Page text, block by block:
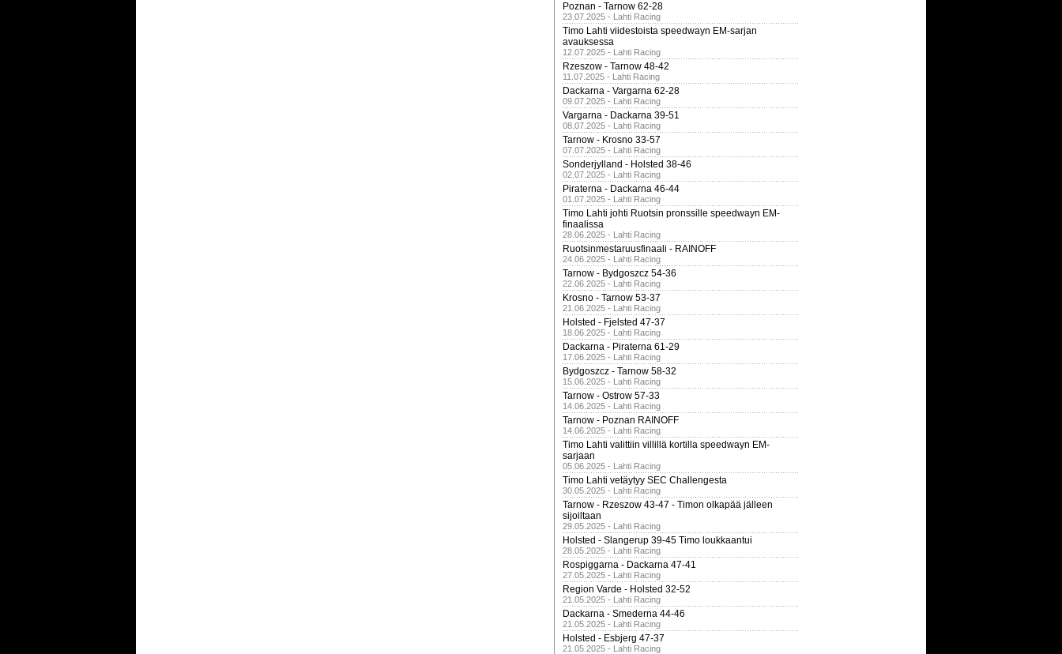
Poznan - Tarnow 62-28
23.07.2025 - Lahti Racing
Timo Lahti viidestoista speedwayn EM-sarjan
avauksessa
12.07.2025 - Lahti Racing
Rzeszow - Tarnow 48-42
11.07.2025 - Lahti Racing
Dackarna - Vargarna 62-28
09.07.2025 - Lahti Racing
Vargarna - Dackarna 39-51
08.07.2025 - Lahti Racing
Tarnow - Krosno 33-57
07.07.2025 - Lahti Racing
Sonderjylland - Holsted 38-46
02.07.2025 - Lahti Racing
Piraterna - Dackarna 46-44
01.07.2025 - Lahti Racing
Timo Lahti johti Ruotsin pronssille speedwayn EM-
finaalissa
28.06.2025 - Lahti Racing
Ruotsinmestaruusfinaali - RAINOFF
24.06.2025 - Lahti Racing
Tarnow - Bydgoszcz 54-36
22.06.2025 - Lahti Racing
Krosno - Tarnow 53-37
21.06.2025 - Lahti Racing
Holsted - Fjelsted 47-37
18.06.2025 - Lahti Racing
Dackarna - Piraterna 61-29
17.06.2025 - Lahti Racing
Bydgoszcz - Tarnow 58-32
15.06.2025 - Lahti Racing
Tarnow - Ostrow 57-33
14.06.2025 - Lahti Racing
Tarnow - Poznan RAINOFF
14.06.2025 - Lahti Racing
Timo Lahti valittiin villillä kortilla speedwayn EM-
sarjaan
05.06.2025 - Lahti Racing
Timo Lahti vetäytyy SEC Challengesta
30.05.2025 - Lahti Racing
Tarnow - Rzeszow 43-47 - Timon olkapää jälleen
sijoiltaan
29.05.2025 - Lahti Racing
Holsted - Slangerup 39-45 Timo loukkaantui
28.05.2025 - Lahti Racing
Rospiggarna - Dackarna 47-41
27.05.2025 - Lahti Racing
Region Varde - Holsted 32-52
21.05.2025 - Lahti Racing
Dackarna - Smederna 44-46
21.05.2025 - Lahti Racing
Holsted - Esbjerg 47-37
21.05.2025 - Lahti Racing